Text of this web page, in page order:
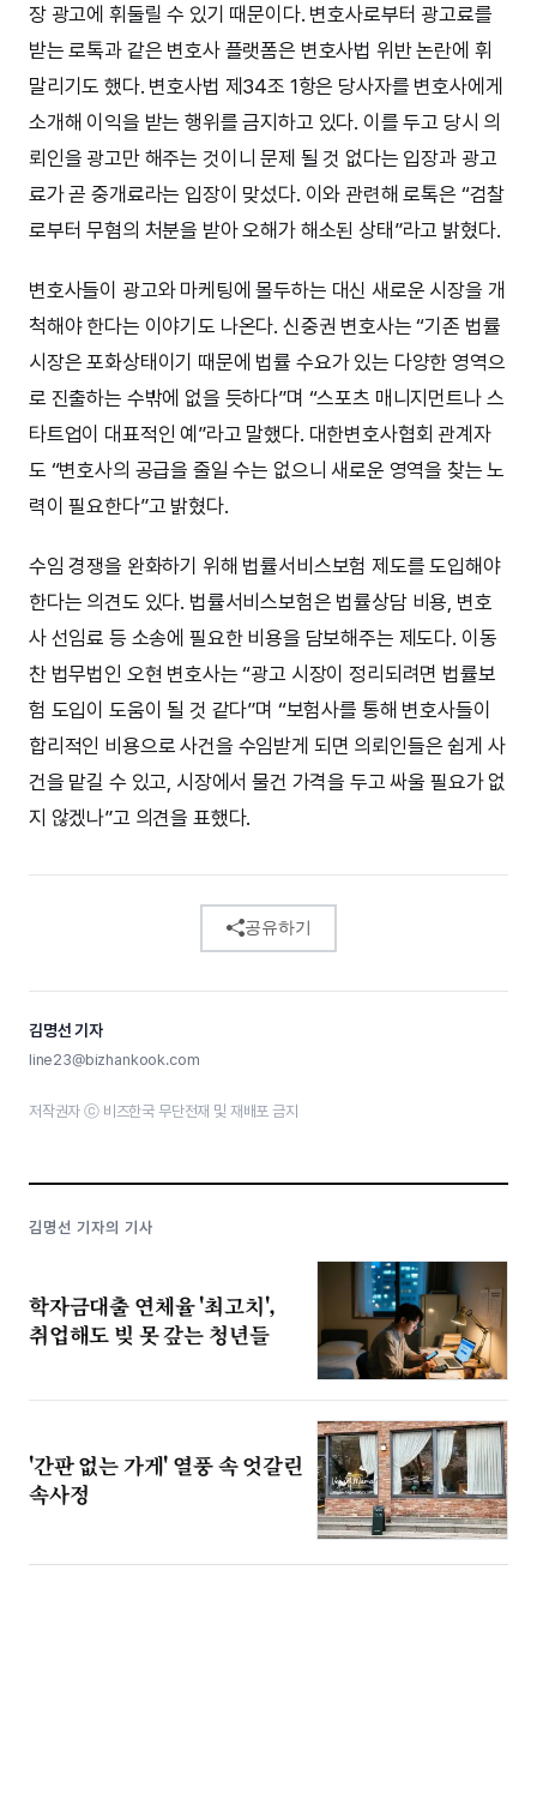
장 광고에 휘둘릴 수 있기 때문이다. 변호사로부터 광고료를
받는 로톡과 같은 변호사 플랫폼은 변호사법 위반 논란에 휘
말리기도 했다. 변호사법 제34조 1항은 당사자를 변호사에게
소개해 이익을 받는 행위를 금지하고 있다. 이를 두고 당시 의
뢰인을 광고만 해주는 것이니 문제 될 것 없다는 입장과 광고
료가 곧 중개료라는 입장이 맞섰다. 이와 관련해 로톡은 “검찰
로부터 무혐의 처분을 받아 오해가 해소된 상태”라고 밝혔다.
변호사들이 광고와 마케팅에 몰두하는 대신 새로운 시장을 개
척해야 한다는 이야기도 나온다. 신중권 변호사는 “기존 법률
시장은 포화상태이기 때문에 법률 수요가 있는 다양한 영역으
로 진출하는 수밖에 없을 듯하다”며 “스포츠 매니지먼트나 스
타트업이 대표적인 예”라고 말했다. 대한변호사협회 관계자
도 “변호사의 공급을 줄일 수는 없으니 새로운 영역을 찾는 노
력이 필요한다”고 밝혔다.
수임 경쟁을 완화하기 위해 법률서비스보험 제도를 도입해야
한다는 의견도 있다. 법률서비스보험은 법률상담 비용, 변호
사 선임료 등 소송에 필요한 비용을 담보해주는 제도다. 이동
찬 법무법인 오현 변호사는 “광고 시장이 정리되려면 법률보
험 도입이 도움이 될 것 같다”며 “보험사를 통해 변호사들이
합리적인 비용으로 사건을 수임받게 되면 의뢰인들은 쉽게 사
건을 맡길 수 있고, 시장에서 물건 가격을 두고 싸울 필요가 없
지 않겠나”고 의견을 표했다.
공유하기
김명선 기자
line23@bizhankook.com
저작권자 ⓒ 비즈한국 무단전재 및 재배포 금지
김명선 기자의 기사
학자금대출 연체율 '최고치',
취업해도 빚 못 갚는 청년들
'간판 없는 가게' 열풍 속 엇갈린
속사정